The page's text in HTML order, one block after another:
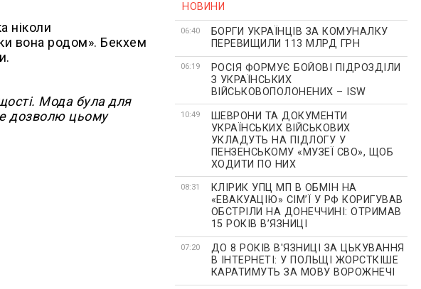
ніколи
вона родом». Бекхем
Мода була для
дозволю цьому
НОВИНИ
06:40
БОРГИ УКРАЇНЦІВ ЗА КОМУНАЛКУ
ПЕРЕВИЩИЛИ 113 МЛРД ГРН
06:19
РОСІЯ ФОРМУЄ БОЙОВІ ПІДРОЗДІЛИ
З УКРАЇНСЬКИХ
ВІЙСЬКОВОПОЛОНЕНИХ – ISW
10:49
ШЕВРОНИ ТА ДОКУМЕНТИ
УКРАЇНСЬКИХ ВІЙСЬКОВИХ
УКЛАДУТЬ НА ПІДЛОГУ У
ПЕНЗЕНСЬКОМУ «МУЗЕЇ СВО», ЩОБ
ХОДИТИ ПО НИХ
08:31
КЛІРИК УПЦ МП В ОБМІН НА
«ЕВАКУАЦІЮ» СІМʼЇ У РФ КОРИГУВАВ
ОБСТРІЛИ НА ДОНЕЧЧИНІ: ОТРИМАВ
15 РОКІВ ВʼЯЗНИЦІ
07:20
ДО 8 РОКІВ В'ЯЗНИЦІ ЗА ЦЬКУВАННЯ
В ІНТЕРНЕТІ: У ПОЛЬЩІ ЖОРСТКІШЕ
КАРАТИМУТЬ ЗА МОВУ ВОРОЖНЕЧІ